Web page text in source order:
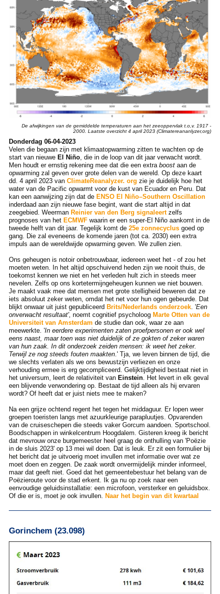
De afwijkingen van de gemiddelde temperaturen aan het zeeoppervlak t.o,v. 1917 -
2000. Laatste overzicht 4 april 2023 (Climatereananlyzer,org)
Donderdag 06-04-2023
Velen die begaan zijn met klimaatopwarming zitten te wachten op de
start van nieuwe El Niño, die in de loop van dit jaar verwacht wordt.
Men houdt er ernstig rekening mee dat die een extra boostaan de
opwarming zal geven over grote delen van de wereld. Op deze kaart
dd. 4 april 2023 van ClimateReanalyzer. org zie je duidelijk hoe het
water van de Pacific opwarmt voor de kust van Ecuador en Peru. Dat
kan een aanwijzing zijn dat de ENSO El Niño–Southern Oscillation
inderdaad aan zijn nieuwe fase begint, want die start altijd in dat
zeegebied. WeermanReinier van den Berg signaleertzelfs
prognoses van het ECMWFwaarin er een super-El Niño aankomt in de
tweede helft van dit jaar. Tegelijk komt de 25e zonnecyclusgoed op
gang. Die zal eveneens de komende jaren (tot ca. 2030) een extra
impuls aan de wereldwijde opwarming geven. We zullen zien.
Ons geheugen is notoir onbetrouwbaar, iedereen weet het - of zou het
moeten weten. In het altijd opschuivend heden zijn we nooit thuis, de
toekomst kennen we niet en het verleden hult zich in steeds meer
nevelen. Zelfs op ons kortetermijngeheugen kunnen we niet bouwen.
Je maakt vaak mee dat mensen met grote stelligheid beweren dat ze
iets absoluut zeker weten, omdat het net voor hun ogen gebeurde. Dat
blijkt onwaar uit juist gepubliceerd Brits/Nederlands onderzoek. 'Een
onverwacht resultaat', noemt cognitief psycholoog Marte Otten van de
Universiteit van Amsterdam de studie dan ook, waar ze aan
meewerkte. 'In eerdere experimenten zaten proefpersonen er ook wel
eens naast, maar toen was niet duidelijk of ze gokten of zeker waren
van hun zaak. In dit onderzoek zeiden mensen: ik weet het zeker.
Terwijl ze nog steeds fouten maakten.' Tja, we leven binnen de tijd, die
we slechts verlaten als we ons bewustzijn verliezen en onze
verhouding ermee is erg gecompliceerd. Gelijktijdigheid bestaat niet in
het universum, leert de relativiteit van Einstein. Het levert in elk geval
een blijvende verwondering op. Bestaat de tijd alleen als hij ervaren
wordt? Of heeft dat er juist niets mee te maken?
Na een grijze ochtend regent het tegen het middaguur. Er lopen weer
groepen toeristen langs met azuurkleurige parapluutjes. Opvarenden
van de cruiseschepen die steeds vaker Gorcum aandoen. Sportschool.
Boodschappen in winkelcentrum Hoogdalem. Gisteren kreeg ik bericht
dat mevrouw onze burgemeester heel graag de onthulling van 'Poëzie
in de sluis 2023' op 13 mei wil doen. Dat is leuk. Er zit een formulier bij
het bericht dat je uitvoerig moet invullen met informatie over wat ze
moet doen en zeggen. De zaak wordt onvermijdelijk minder informeel,
maar dat geeft niet. Goed dat het gemeentebestuur het belang van de
Poëzieroute voor de stad erkent. Ik ga nu op zoek naar een
eenvoudige geluidsinstallatie: een microfoon, versterker en geluidsbox.
Of die er is, moet je ook invullen. Naar het begin van dit kwartaal
Gorinchem (23.098)